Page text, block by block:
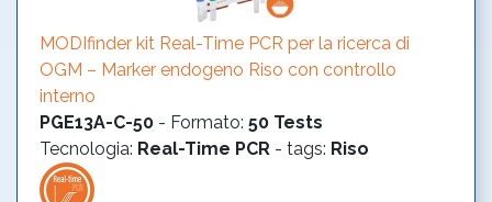
MODIfinder kit Real-Time PCR per la ricerca di
OGM – Marker endogeno Riso con controllo
interno
PGE13A-C-50 - Formato: 50 Tests
Tecnologia: Real-Time PCR - tags: Riso